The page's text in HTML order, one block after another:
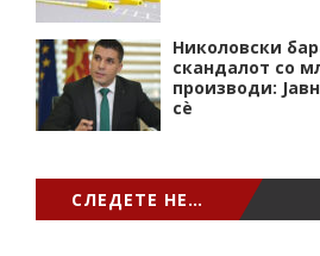
Николовски
скандалот со
производи:
сѐ
СЛЕДЕТЕ НЕ…